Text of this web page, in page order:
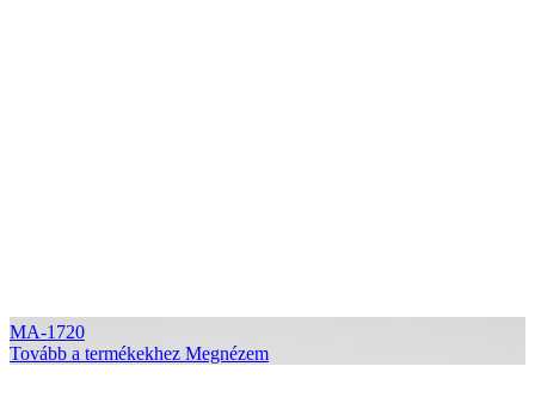
MA-1720
Tovább a termékekhez Megnézem